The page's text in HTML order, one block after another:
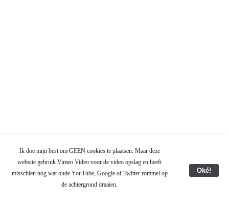
Ik doe mijn best om GEEN cookies te plaatsen. Maar deze
website gebruik Vimeo Video voor de video opslag en heeft
misschien nog wat oude YouTube, Google of Twitter rommel op
de achtergrond draaien.
Oké!